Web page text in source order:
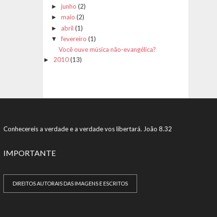
► junho (2)
► maio (2)
► abril (1)
▼ fevereiro (1)
Você ouve música não-evangélica?
► 2010(13)
Conhecereis a verdade e a verdade vos libertará. João 8.32
IMPORTANTE
DIREITOS AUTORAIS DAS IMAGENS E ESCRITOS